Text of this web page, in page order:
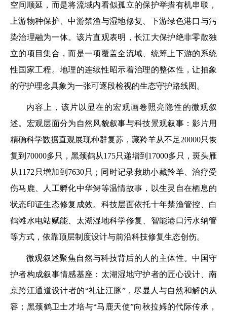
空间顺延，而是将流域内看似孤立的保护举措有机串联，
上游物种保护、中游禁渔与湿地修复、下游绿色港口与污
染治理融为一体。该片直观表明，长江大保护绝非零散独
立的项目集合，而是一项覆盖全流域、统筹上下游的系统
性国家工程。地理的连续性昭示着治理的整体性，让抽象
的守护理念具象为一张可逐段检视的生态守护路线图。
内容上，该片以显在的宏观画卷照亮隐性的微观叙
述。宏观层面分为自然风貌叙事与科技景观叙事：影片用
精确科学数据直观展现种群复苏，藏羚羊从不足20000只恢
复到70000多只，黑颈鹤从175只递增到17000多只，斑头雁
从1172只增加到7630只；同时记录救助小藏羚羊、治疗受
伤马鹿、人工孵化中华鲟等温情故事，以生灵自在栖息的
状态印证生态修复成效。科技层面依托十年禁渔管控、白
鹤滩水电站赋能、太湖湿地科学修复、智能港口污水纳管
等方式，依靠顶层制度设计与前沿科技修复生态创伤。
微观叙述聚焦自然与科技背后的人的主体性。中国守
护者构成叙事情感基座：太湖湿地守护者的匠心设计、南
京跨江通道设计者的“礼让江豚”，尽显人与自然和解的从
容；黑颈鹤卫士才培与“马鹿天使”向秋拉姆的代际传承，